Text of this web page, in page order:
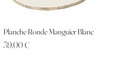
Planche Ronde Manguier Blanc
Prix
39,00 €